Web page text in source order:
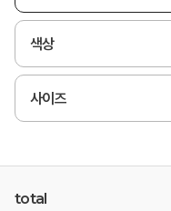
색상
사이즈
total